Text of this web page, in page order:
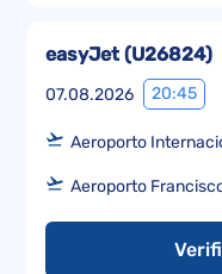
07.08.2026 20:45
easyJet(U26824)
Aeroporto
Aeroporto